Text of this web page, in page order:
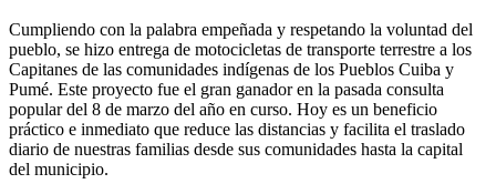
Cumpliendo con la palabra empeñada y respetando la voluntad del
pueblo, se hizo entrega de motocicletas de transporte terrestre a los
Capitanes de las comunidades indígenas de los Pueblos Cuiba y
Pumé. Este proyecto fue el gran ganador en la pasada consulta
popular del 8 de marzo del año en curso. Hoy es un beneficio
práctico e inmediato que reduce las distancias y facilita el traslado
diario de nuestras familias desde sus comunidades hasta la capital
del municipio.